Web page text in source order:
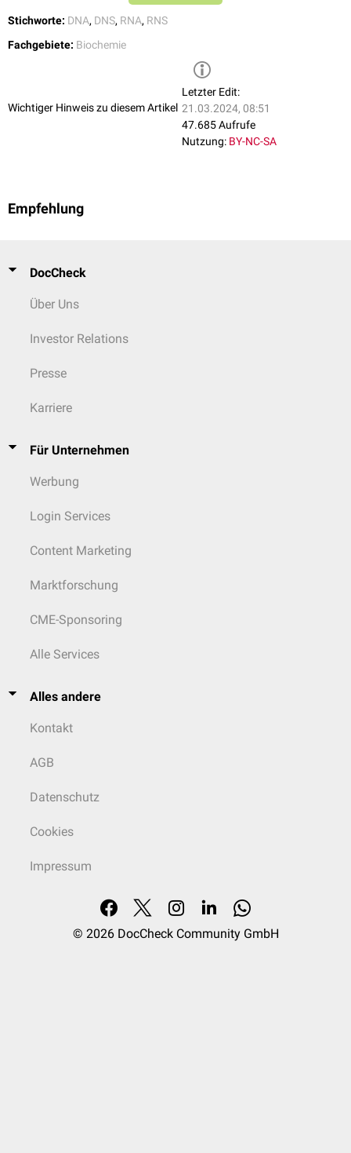
Stichworte: DNA, DNS, RNA, RNS
Fachgebiete: Biochemie
Wichtiger Hinweis zu diesem Artikel
Letzter Edit:
21.03.2024, 08:51
47.685 Aufrufe
Nutzung: BY-NC-SA
Empfehlung
DocCheck
Über Uns
Investor Relations
Presse
Karriere
Für Unternehmen
Werbung
Login Services
Content Marketing
Marktforschung
CME-Sponsoring
Alle Services
Alles andere
Kontakt
AGB
Datenschutz
Cookies
Impressum
© 2026 DocCheck Community GmbH